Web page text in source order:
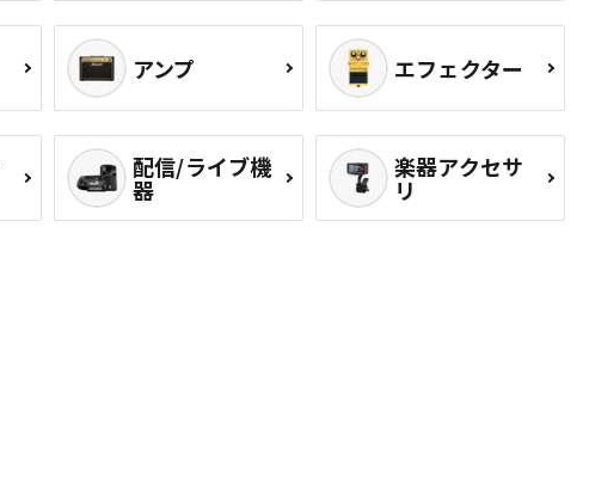
アンプ エフェクター
配信/ライブ機
器
楽器アクセサ
リ